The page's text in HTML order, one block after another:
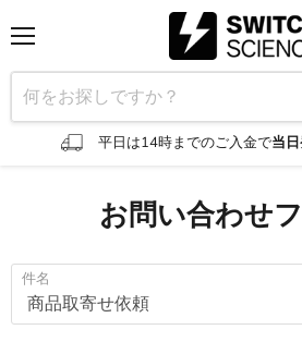
ニ
ュ
ー
平日は14時までのご入金で当日
お問い合わせ
件名